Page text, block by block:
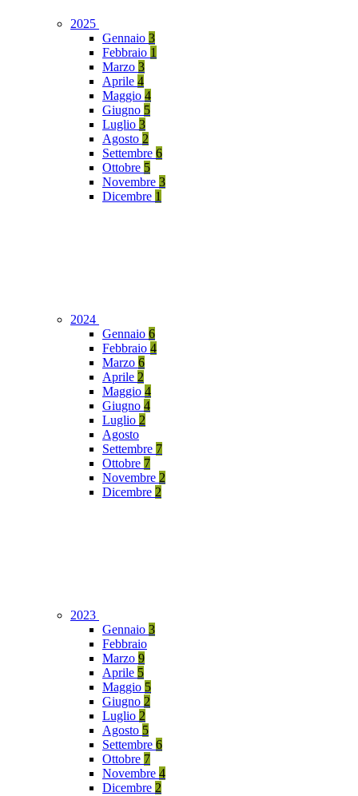
2025
Gennaio 3
Febbraio 1
Marzo 3
Aprile 4
Maggio 4
Giugno 5
Luglio 3
Agosto 2
Settembre 6
Ottobre 5
Novembre 3
Dicembre 1
2024
Gennaio 6
Febbraio 4
Marzo 6
Aprile 2
Maggio 4
Giugno 4
Luglio 2
Agosto
Settembre 7
Ottobre 7
Novembre 2
Dicembre 2
2023
Gennaio 3
Febbraio
Marzo 9
Aprile 5
Maggio 5
Giugno 2
Luglio 2
Agosto 5
Settembre 6
Ottobre 7
Novembre 4
Dicembre 2